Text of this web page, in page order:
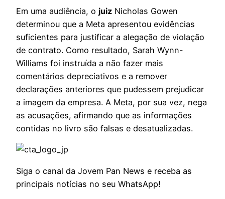
Em uma audiência, o juiz Nicholas Gowen
determinou que a Meta apresentou evidências
suficientes para justificar a alegação de violação
de contrato. Como resultado, Sarah Wynn-
Williams foi instruída a não fazer mais
comentários depreciativos e a remover
declarações anteriores que pudessem prejudicar
a imagem da empresa. A Meta, por sua vez, nega
as acusações, afirmando que as informações
contidas no livro são falsas e desatualizadas.
Siga o canal da Jovem Pan News e receba as
principais notícias no seu WhatsApp!